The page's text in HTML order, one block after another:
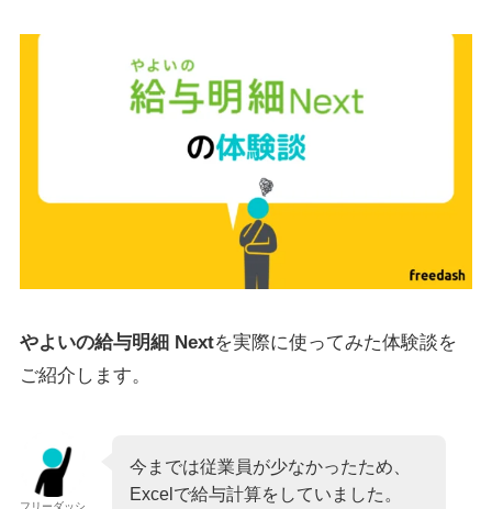
やよいの給与明細 Nextを実際に使ってみた体験談を
ご紹介します。
フリーダッシ
今までは従業員が少なかったため、
Excelで給与計算をしていました。